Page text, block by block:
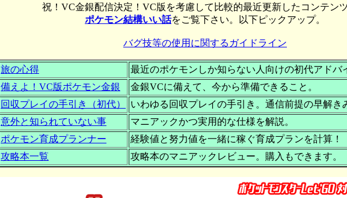
祝！VC金銀配信決定！VC版を考慮して比較的最近更新したコンテンツ
ポケモン結構いい話をご覧下さい。以下ピックアップ。
バグ技等の使用に関するガイドライン
旅の心得
最近のポケモンしか知らない人向けの初代アドバ
備えよ！VC版ポケモン金銀
金銀VCに備えて、今から準備できること。
回収プレイの手引き（初代）
いわゆる回収プレイの手引き。通信前提の早解き
意外と知られていない事
マニアックかつ実用的な仕様を解説。
ポケモン育成プランナー
経験値と努力値を一緒に稼ぐ育成プランを計算！
攻略本一覧
攻略本のマニアックレビュー。購入もできます。